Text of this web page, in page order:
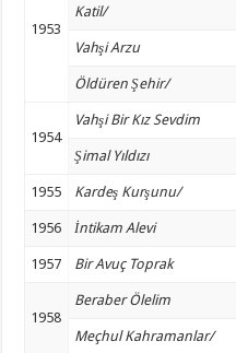
1953
Katil/
Vahşi Arzu
Öldüren Şehir/
1954
Vahşi Bir Kız Sevdim
Şimal Yıldızı
1955 Kardeş Kurşunu/
1956 İntikam Alevi
1957 Bir Avuç Toprak
1958
Beraber Ölelim
Meçhul Kahramanlar/